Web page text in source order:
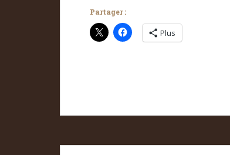
Partager :
Plus